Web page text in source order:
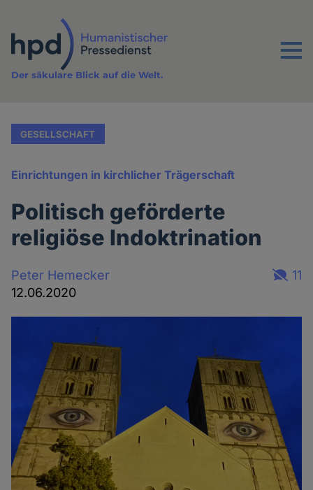
Inhalt
Menu
Der säkulare Blick auf die Welt.
GESELLSCHAFT
Einrichtungen in kirchlicher Trägerschaft
Politisch geförderte
religiöse Indoktrination
Peter Hemecker
12.06.2020
11